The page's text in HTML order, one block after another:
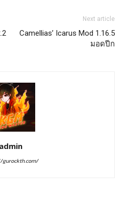
Next article
Camellias’ Icarus Mod 1.16.5
มอดปีก
admin